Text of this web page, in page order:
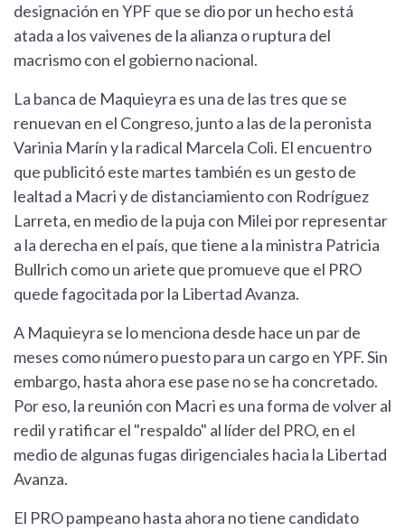
designación en YPF que se dio por un hecho está
atada a los vaivenes de la alianza o ruptura del
macrismo con el gobierno nacional.
La banca de Maquieyra es una de las tres que se
renuevan en el Congreso, junto a las de la peronista
Varinia Marín y la radical Marcela Coli. El encuentro
que publicitó este martes también es un gesto de
lealtad a Macri y de distanciamiento con Rodríguez
Larreta, en medio de la puja con Milei por representar
a la derecha en el país, que tiene a la ministra Patricia
Bullrich como un ariete que promueve que el PRO
quede fagocitada por la Libertad Avanza.
A Maquieyra se lo menciona desde hace un par de
meses como número puesto para un cargo en YPF. Sin
embargo, hasta ahora ese pase no se ha concretado.
Por eso, la reunión con Macri es una forma de volver al
redil y ratificar el "respaldo" al líder del PRO, en el
medio de algunas fugas dirigenciales hacia la Libertad
Avanza.
El PRO pampeano hasta ahora no tiene candidato